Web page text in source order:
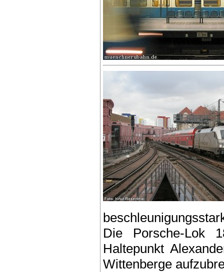
Die Porsche-Lok
Haltepunkt
Wittenberge